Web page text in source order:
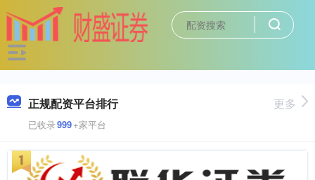
正规配资平台排行
已收录999+家平台
更多